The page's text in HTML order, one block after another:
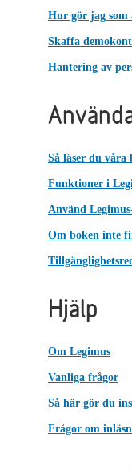
Hur gör jag som
Skaffa
Hantering av
Så läser du våra
Funktioner i
Använd
Om boken inte
Hjälp
Om Legimus
Vanliga frågor
Så här gör du
Frågor om